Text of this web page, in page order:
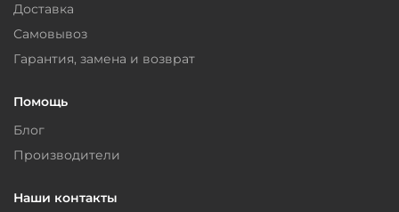
Доставка
Самовывоз
Гарантия, замена и возврат
Помощь
Блог
Производители
Наши контакты